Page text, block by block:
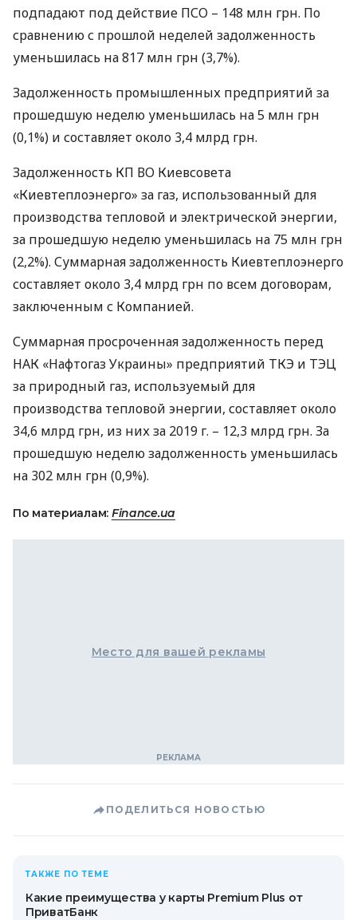
подпадают под действие ПСО – 148 млн грн. По
сравнению с прошлой неделей задолженность
уменьшилась на 817 млн ​​грн (3,7%).
Задолженность промышленных предприятий за
прошедшую неделю уменьшилась на 5 млн грн
(0,1%) и составляет около 3,4 млрд грн.
Задолженность КП ВО Киевсовета
«Киевтеплоэнерго» за газ, использованный для
производства тепловой и электрической энергии,
за прошедшую неделю уменьшилась на 75 млн грн
(2,2%). Суммарная задолженность Киевтеплоэнерго
составляет около 3,4 млрд грн по всем договорам,
заключенным с Компанией.
Суммарная просроченная задолженность перед
НАК «Нафтогаз Украины» предприятий ТКЭ и ТЭЦ
за природный газ, используемый для
производства тепловой энергии, составляет около
34,6 млрд грн, из них за 2019 г. – 12,3 млрд грн. За
прошедшую неделю задолженность уменьшилась
на 302 млн грн (0,9%).
По материалам: Finance.ua
Место для вашей рекламы
ПОДЕЛИТЬСЯ НОВОСТЬЮ
ТАКЖЕ ПО ТЕМЕ
Какие преимущества у карты Premium Plus от
ПриватБанк